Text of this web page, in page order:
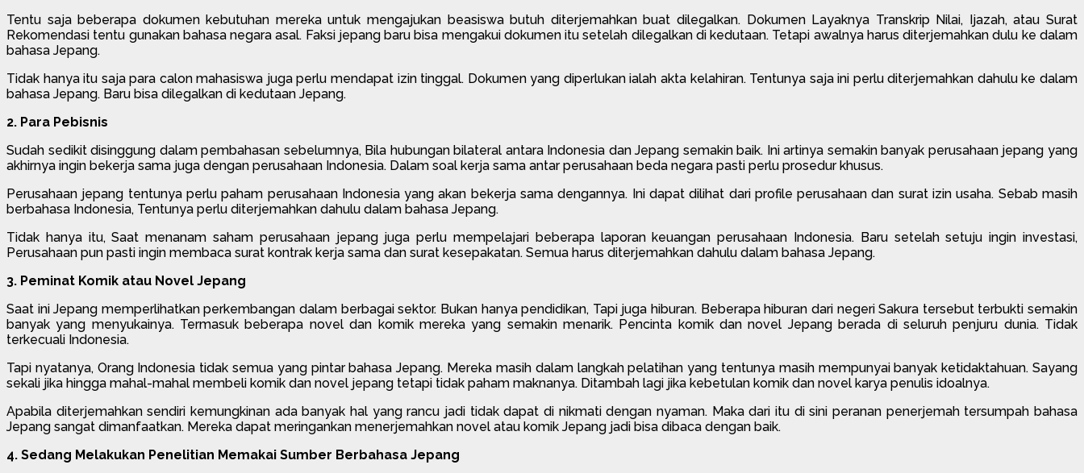
Tentu saja beberapa dokumen kebutuhan mereka untuk mengajukan beasiswa butuh diterjemahkan buat dilegalkan. Dokumen Layaknya Transkrip Nilai, Ijazah, atau Surat
Rekomendasi tentu gunakan bahasa negara asal. Faksi jepang baru bisa mengakui dokumen itu setelah dilegalkan di kedutaan. Tetapi awalnya harus diterjemahkan dulu ke dalam
bahasa Jepang.
Tidak hanya itu saja para calon mahasiswa juga perlu mendapat izin tinggal. Dokumen yang diperlukan ialah akta kelahiran. Tentunya saja ini perlu diterjemahkan dahulu ke dalam
bahasa Jepang. Baru bisa dilegalkan di kedutaan Jepang.
2. Para Pebisnis
Sudah sedikit disinggung dalam pembahasan sebelumnya, Bila hubungan bilateral antara Indonesia dan Jepang semakin baik. Ini artinya semakin banyak perusahaan jepang yang
akhirnya ingin bekerja sama juga dengan perusahaan Indonesia. Dalam soal kerja sama antar perusahaan beda negara pasti perlu prosedur khusus.
Perusahaan jepang tentunya perlu paham perusahaan Indonesia yang akan bekerja sama dengannya. Ini dapat dilihat dari profile perusahaan dan surat izin usaha. Sebab masih
berbahasa Indonesia, Tentunya perlu diterjemahkan dahulu dalam bahasa Jepang.
Tidak hanya itu, Saat menanam saham perusahaan jepang juga perlu mempelajari beberapa laporan keuangan perusahaan Indonesia. Baru setelah setuju ingin investasi,
Perusahaan pun pasti ingin membaca surat kontrak kerja sama dan surat kesepakatan. Semua harus diterjemahkan dahulu dalam bahasa Jepang.
3. Peminat Komik atau Novel Jepang
Saat ini Jepang memperlihatkan perkembangan dalam berbagai sektor. Bukan hanya pendidikan, Tapi juga hiburan. Beberapa hiburan dari negeri Sakura tersebut terbukti semakin
banyak yang menyukainya. Termasuk beberapa novel dan komik mereka yang semakin menarik. Pencinta komik dan novel Jepang berada di seluruh penjuru dunia. Tidak
terkecuali Indonesia.
Tapi nyatanya, Orang Indonesia tidak semua yang pintar bahasa Jepang. Mereka masih dalam langkah pelatihan yang tentunya masih mempunyai banyak ketidaktahuan. Sayang
sekali jika hingga mahal-mahal membeli komik dan novel jepang tetapi tidak paham maknanya. Ditambah lagi jika kebetulan komik dan novel karya penulis idoalnya.
Apabila diterjemahkan sendiri kemungkinan ada banyak hal yang rancu jadi tidak dapat di nikmati dengan nyaman. Maka dari itu di sini peranan penerjemah tersumpah bahasa
Jepang sangat dimanfaatkan. Mereka dapat meringankan menerjemahkan novel atau komik Jepang jadi bisa dibaca dengan baik.
4. Sedang Melakukan Penelitian Memakai Sumber Berbahasa Jepang